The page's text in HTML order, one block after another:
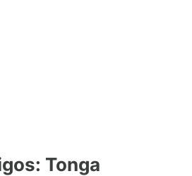
Tonga